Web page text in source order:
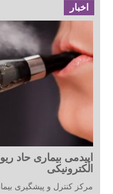
اخبار
اپیدمی بیماری حاد
الکترونیکی
مرکز کنترل و پیشگیری